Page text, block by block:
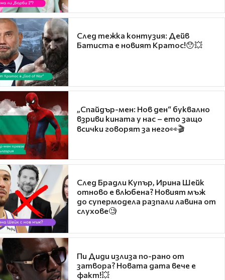
След тежка контузия: Дейв
Батиста е новият Кратос!😯💥
„Спайдър-мен: Нов ден“ буквално
взриви кината у нас – ето защо
всички говорят за него👀🎬
След Брадли Купър, Ирина Шейк
отново е влюбена? Новият мъж
до супермодела разпали лавина от
слухове🧐
Пи Диди излиза по-рано от
затвора? Новата дата вече е
факт!💥